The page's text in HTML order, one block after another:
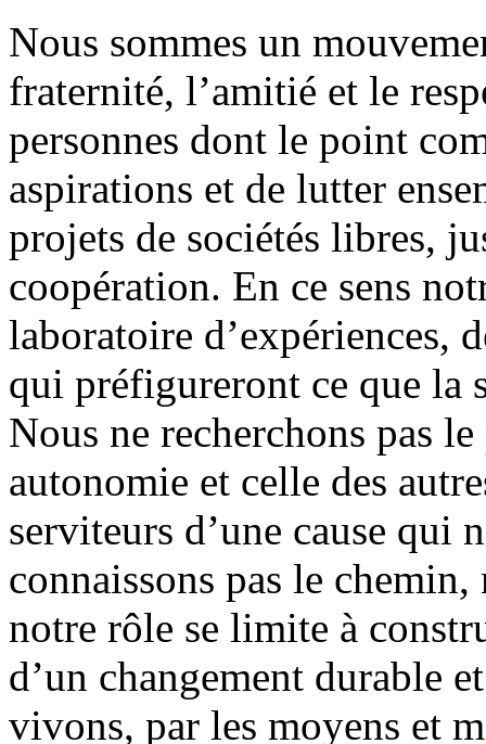
Nous sommes un
fraternité, l’amitié et le
personnes dont le point
aspirations et de lutter
projets de sociétés libres,
coopération. En ce sens
laboratoire d’expériences,
qui préfigureront ce que la
Nous ne recherchons pas
autonomie et celle des
serviteurs d’une cause qui
connaissons pas le
notre rôle se limite à
d’un changement durable
vivons, par les moyens et